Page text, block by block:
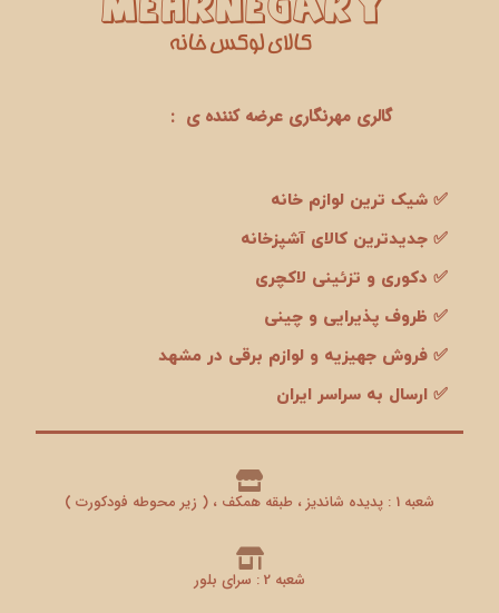
گالری مهرنگاری عرضه کننده ی :
✅ شیک ترین لوازم خانه
✅ جدیدترین کالای آشپزخانه
✅ دکوری و تزئینی لاکچری
✅ ظروف پذیرایی و چینی
✅ فروش جهیزیه و لوازم برقی در مشهد
✅ ارسال به سراسر ایران
شعبه 1 : پدیده شاندیز ، طبقه همکف ، ( زیر محوطه فودکورت )
شعبه 2 : سرای بلور